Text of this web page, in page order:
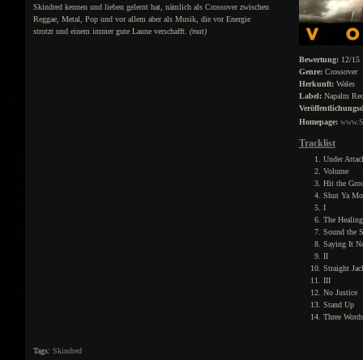
Skindred kennen und lieben gelernt hat, nämlich als Crossover zwischen
Reggae, Metal, Pop und vor allem aber als Musik, die vor Energie
strotzt und einem immer gute Laune verschafft. (mat)
Bewertung:12/15
Genre:Crossover
Herkunft:Wales
Label:Napalm
Homepage:
Tracklist
Under
Volume
Hit the
Shut Ya
I
The Healing
Sound the
Saying It
II
Straight
III
No Justice
Stand Up
Three Words
Tags: Skindred